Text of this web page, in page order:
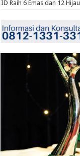
ID Raih 6 Emas dan 12 Hijau